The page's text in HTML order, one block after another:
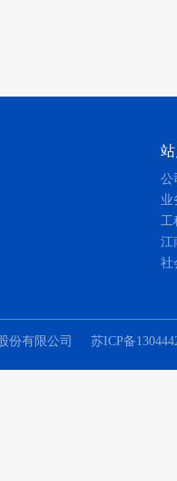
公
业
工
江
社
股份有限公司 苏ICP备